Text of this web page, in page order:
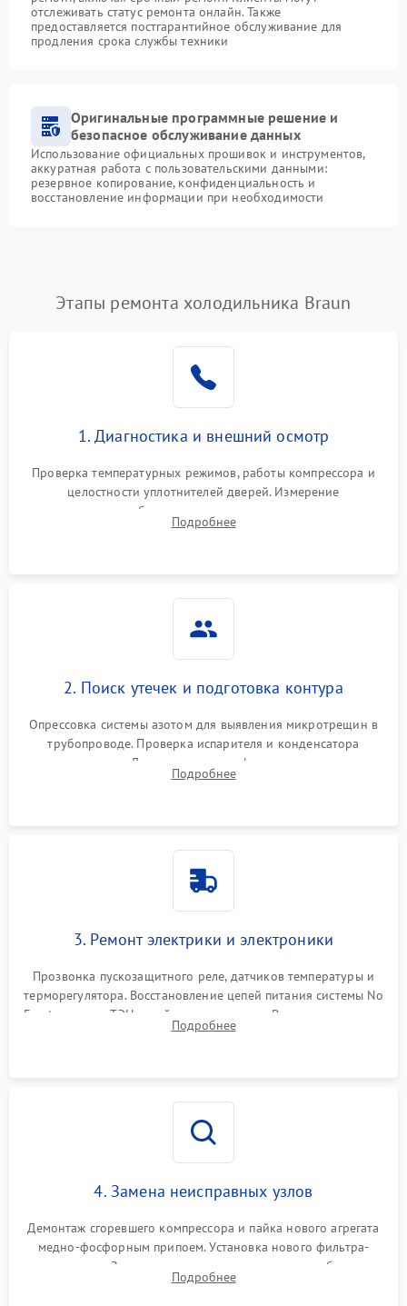
отслеживать статус ремонта онлайн. Также
предоставляется постгарантийное обслуживание для
продления срока службы техники
Оригинальные программные решение и
безопасное обслуживание данных
Использование официальных прошивок и инструментов,
аккуратная работа с пользовательскими данными:
резервное копирование, конфиденциальность и
восстановление информации при необходимости
Этапы ремонта холодильника Braun
1. Диагностика и внешний осмотр
Проверка температурных режимов, работы компрессора и
целостности уплотнителей дверей. Измерение
сопротивления обмоток мотора, проверка термостата и
считывание кодов ошибок с электронного дисплея.
Подробнее
2. Поиск утечек и подготовка контура
Опрессовка системы азотом для выявления микротрещин в
трубопроводе. Проверка испарителя и конденсатора
течеискателем. Демонтаж старого фильтра-осушителя и
продувка капиллярной трубки для устранения засоров.
Подробнее
3. Ремонт электрики и электроники
Прозвонка пускозащитного реле, датчиков температуры и
терморегулятора. Восстановление цепей питания системы No
Frost, включая ТЭН оттайки и вентилятор. Ремонт или замена
платы управления при сбоях алгоритмов.
Подробнее
4. Замена неисправных узлов
Демонтаж сгоревшего компрессора и пайка нового агрегата
медно-фосфорным припоем. Установка нового фильтра-
осушителя. Замена изношенных вентиляторов обдува,
сломанных заслонок или поврежденных дверных петель.
Подробнее